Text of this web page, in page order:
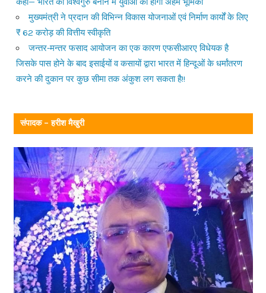
मुख्यमंत्री ने प्रदान की विभिन्न विकास योजनाओं एवं निर्माण कार्यों के लिए
₹ 62 करोड़ की वित्तीय स्वीकृति
जन्तर-मन्तर फसाद आयोजन का एक कारण एफसीआरए विधेयक है
जिसके पास होने के बाद इसाईयों व कसायों द्वारा भारत में हिन्दूओं के धर्मांतरण
करने की दुकान पर कुछ सीमा तक अंकुश लग सकता है!!
संपादक – हरीश मैखुरी